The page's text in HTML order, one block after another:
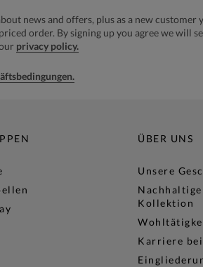
news and offers, plus as a new customer
order. By signing up you agree we will
privacy policy.
ÜBER UNS
Unsere
Kollektion
Karriere